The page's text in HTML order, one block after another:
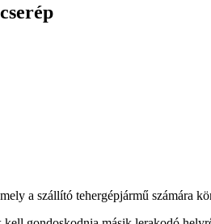
a szállító tehergépjármű számára